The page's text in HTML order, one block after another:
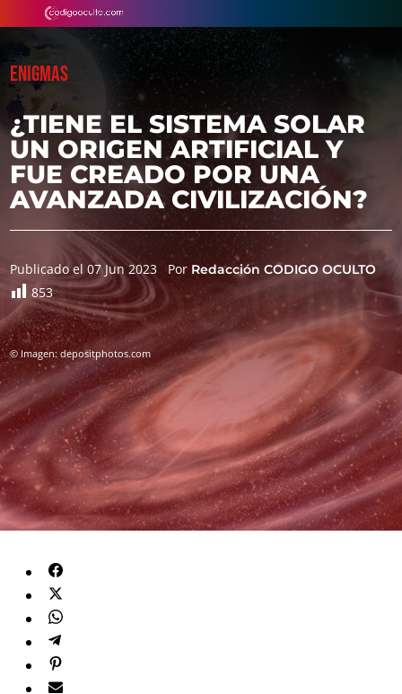
ENIGMAS
¿TIENE EL SISTEMA SOLAR
UN ORIGEN ARTIFICIAL Y
FUE CREADO POR UNA
AVANZADA CIVILIZACIÓN?
Publicado el 07 Jun 2023 Por Redacción CODIGO OCULTO
853
© Imagen: depositphotos.com